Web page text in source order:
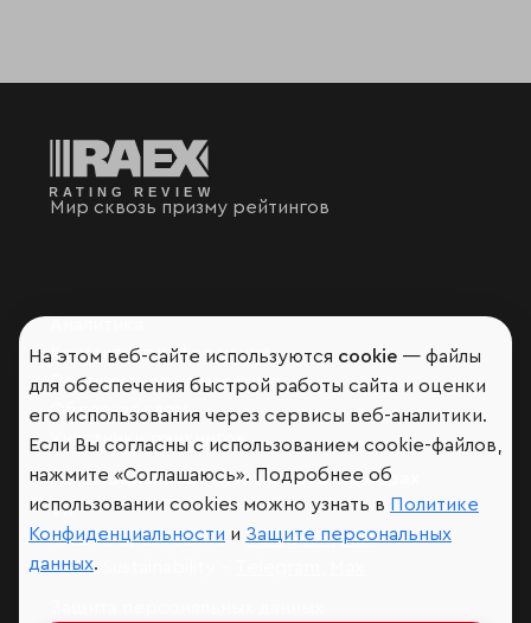
Мир сквозь призму рейтингов
Контактная информация
Подписаться на рассылку
Обратная связь
Участники рэнкингов
Мы в социальных сетях и мессенджерах
VK
RAEX Образование –Telegram,Max
RAEX Sustainability –
На этом веб-сайте используются cookie — файлы
для обеспечения быстрой работы сайта и оценки
его использования через сервисы веб-аналитики.
Если Вы согласны с использованием cookie-файлов,
нажмите «Соглашаюсь». Подробнее об
использовании cookies можно узнать в Политике
Конфиденциальности и Защите персональных
данных.